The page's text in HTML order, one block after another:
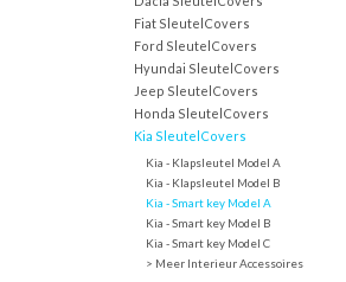
Fiat SleutelCovers
Ford SleutelCovers
Hyundai SleutelCovers
Jeep SleutelCovers
Honda SleutelCovers
Kia SleutelCovers
Kia - Klapsleutel Model A
Kia - Klapsleutel Model B
Kia - Smart key Model A
Kia - Smart key Model B
Kia - Smart key Model C
> Meer Interieur Accessoires